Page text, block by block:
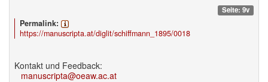
Seite: 9v
Permalink:
https://manuscripta.at/diglit/schiffmann_1895/0018
Kontakt und Feedback:
manuscripta@oeaw.ac.at